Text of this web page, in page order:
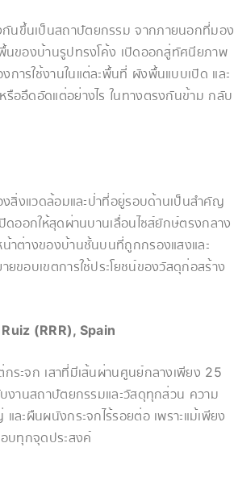
นขึ้นเป็นสถาปัตยกรรม จากภายนอกที่มอง
นของบ้านรูปทรงโค้ง เปิดออกสู่ทัศนียภาพ
ารใช้งานในแต่ละพื้นที่ ผังพื้นแบบเปิด และ
รืออึดอัดแต่อย่างไร ในทางตรงกันข้าม กลับ
งสิ่งแวดล้อมและป่าที่อยู่รอบด้านเป็นสำคัญ​
ดออกให้สุดผ่านบานเลื่อนไซส์ยักษ์ตรงกลาง
น้าต่างของบ้านชั้นบนที่ถูกกรองแสงและ
ขอบเขตการใช้ประโยชน์ของวัสดุก่อสร้าง
(RRR), Spain
ระจก เสาที่มีเส้นผ่านศูนย์กลางเพียง 25
งานสถาปัตยกรรมและวัสดุทุกส่วน ความ
ละผืนผนังกระจกไร้รอยต่อ เพราะแม้เพียง
อบทุกจุดประสงค์